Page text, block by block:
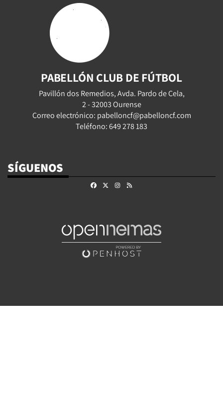
PABELLÓN CLUB DE FÚTBOL
Pavillón dos Remedios, Avda. Pardo de Cela,
2 - 32003 Ourense
Correo electrónico: pabelloncf@pabelloncf.com
Teléfono: 649 278 183
SÍGUENOS
FacebookInstagram